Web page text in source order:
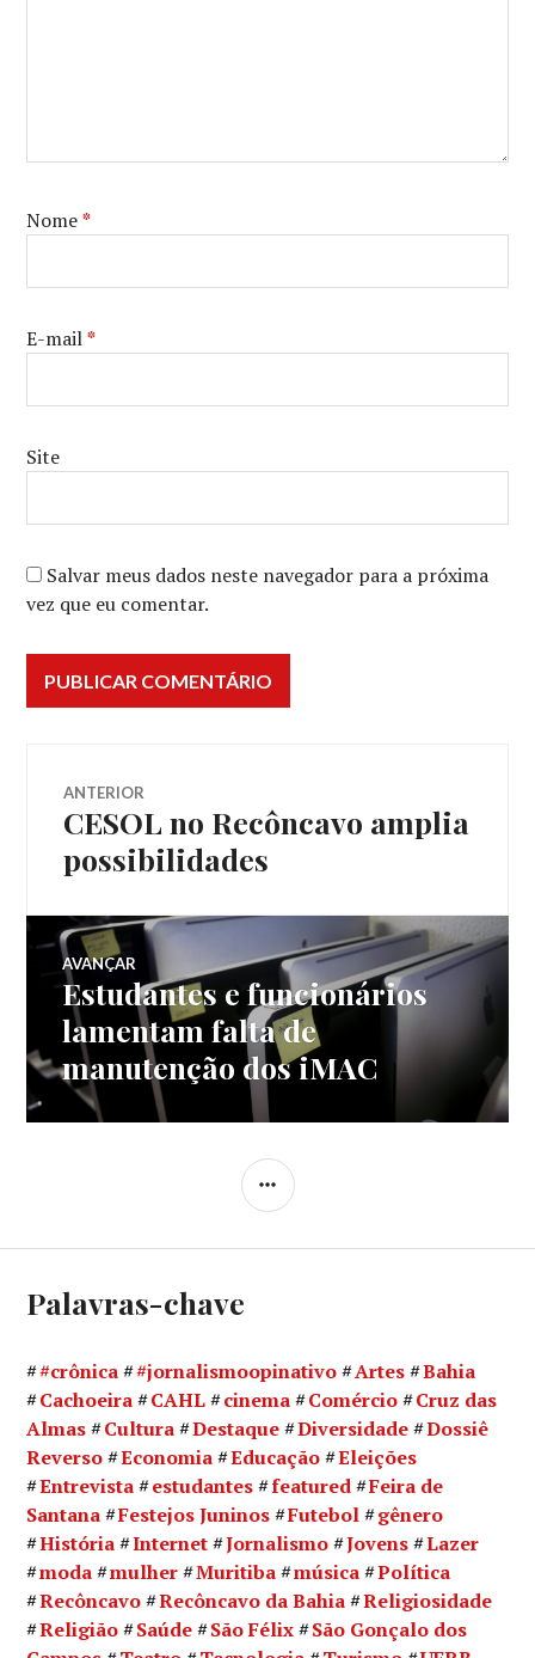
Nome*
E-mail*
Site
Salvar meus dados neste navegador para a próxima
vez que eu comentar.
Navegação
de
Post
ANTERIOR
Post
anterior:
CESOL no Recôncavo amplia
possibilidades
AVANÇAR
Próximo
post:
Estudantes e funcionários
lamentam falta de
manutenção dos iMAC
LATERAL
Palavras-chave
#crônica #jornalismoopinativo Artes
Bahia
Cachoeira
CAHL cinema Comércio
Cruz das
Almas
Cultura Destaque Diversidade
Dossiê
Reverso
Economia Educação
Eleições
Entrevista
estudantes featured
Feira de
Santana
Festejos Juninos Futebol
gênero
História
Internet Jornalismo Jovens
Lazer
moda
mulher Muritiba música
Política
Recôncavo
Recôncavo da Bahia
Religiosidade
Religião
Saúde São Félix
São Gonçalo dos